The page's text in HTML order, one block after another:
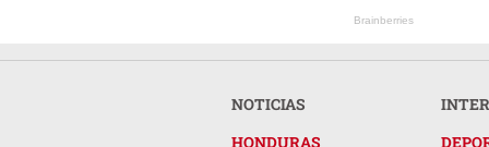
Brainberries
NOTICIAS
HONDURAS